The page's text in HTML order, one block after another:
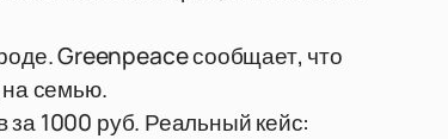
Greenpeace сообщает, что
на семью.
за 1000 руб. Реальный кейс: